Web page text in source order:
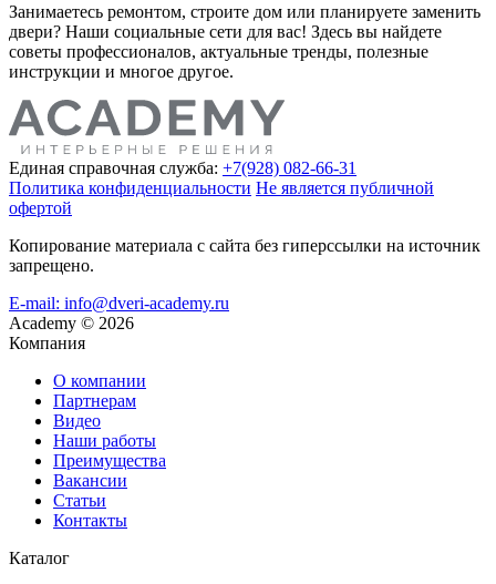
Занимаетесь ремонтом, строите дом или планируете заменить
двери? Наши социальные сети для вас! Здесь вы найдете
советы профессионалов, актуальные тренды, полезные
инструкции и многое другое.
Единая справочная служба: +7(928) 082-66-31
Политика конфиденциальности Не является публичной
офертой
Копирование материала с сайта без гиперссылки на источник
запрещено.
E-mail: info@dveri-academy.ru
Academy © 2026
Компания
О компании
Партнерам
Видео
Наши работы
Преимущества
Вакансии
Статьи
Контакты
Каталог